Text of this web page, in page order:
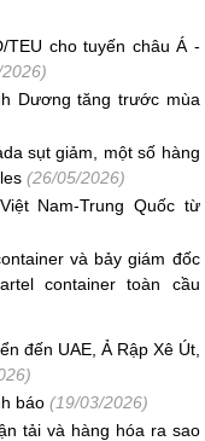
TEU cho tuyến châu Á -
Dương tăng trước mùa
sụt giảm, một số hàng
(26/05/2026)
Nam-Trung Quốc từ
và bảy giám đốc
container toàn cầu
đến UAE, Ả Rập Xê Út,
báo (19/03/2026)
tải và hàng hóa ra sao